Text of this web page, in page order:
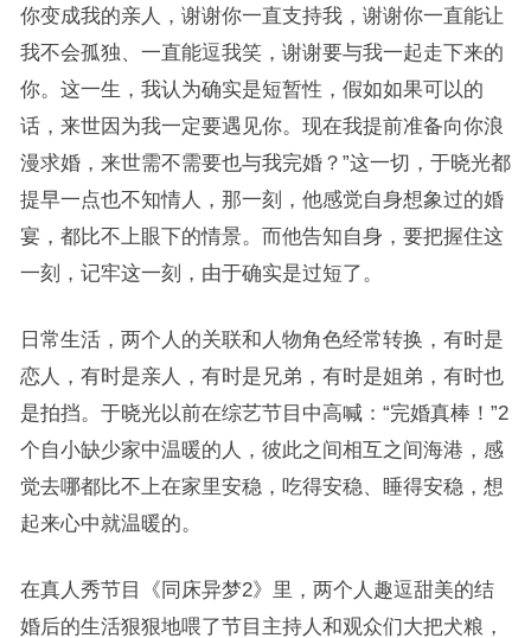
你变成我的亲人，谢谢你一直支持我，谢谢你一直能让
我不会孤独、一直能逗我笑，谢谢要与我一起走下来的
你。这一生，我认为确实是短暂性，假如如果可以的
话，来世因为我一定要遇见你。现在我提前准备向你浪
漫求婚，来世需不需要也与我完婚？”这一切，于晓光都
提早一点也不知情人，那一刻，他感觉自身想象过的婚
宴，都比不上眼下的情景。而他告知自身，要把握住这
一刻，记牢这一刻，由于确实是过短了。
日常生活，两个人的关联和人物角色经常转换，有时是
恋人，有时是亲人，有时是兄弟，有时是姐弟，有时也
是拍挡。于晓光以前在综艺节目中高喊：“完婚真棒！”2
个自小缺少家中温暖的人，彼此之间相互之间海港，感
觉去哪都比不上在家里安稳，吃得安稳、睡得安稳，想
起来心中就温暖的。
在真人秀节目《同床异梦2》里，两个人趣逗甜美的结
婚后的生活狠狠地喂了节目主持人和观众们大把犬粮，